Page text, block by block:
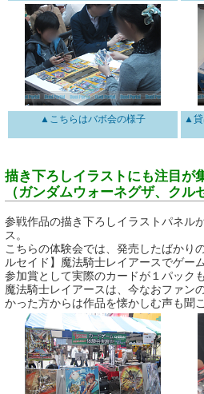
▲こちらはバボ会の様子
▲貸
描き下ろしイラストにも注目が
（ガンダムウォーネグザ、クル
参戦作品の描き下ろしイラストパネル
ス。
こちらの体験会では、発売したばかり
ルセイド】魔法騎士レイアースでゲー
参加賞として実際のカードが１パック
魔法騎士レイアースは、今なおファン
かった方からは作品を懐かしむ声も聞